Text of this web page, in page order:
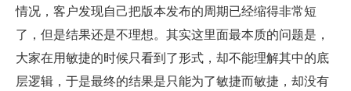
情况，客户发现自己把版本发布的周期已经缩得非常短
了，但是结果还是不理想。其实这里面最本质的问题是，
大家在用敏捷的时候只看到了形式，却不能理解其中的底
层逻辑，于是最终的结果是只能为了敏捷而敏捷，却没有